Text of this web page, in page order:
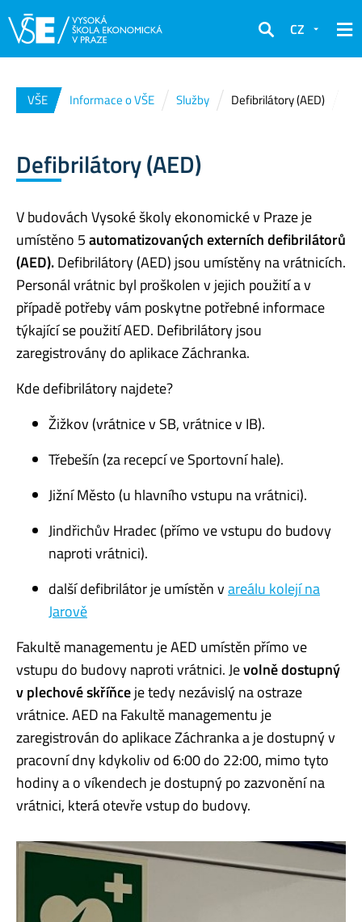
Hledat
CZ
VŠE Informace o VŠE Služby Defibrilátory (AED)
Defibrilátory (AED)
V budovách Vysoké školy ekonomické v Praze je
umístěno 5automatizovaných externích defibrilátorů
(AED).Defibrilátory (AED) jsou umístěny na vrátnicích.
Personál vrátnic byl proškolen v jejich použití a v
případě potřeby vám poskytne potřebné informace
týkající se použití AED. Defibrilátory jsou
zaregistrovány do aplikace Záchranka.
Kde defibrilátory najdete?
Žižkov (vrátnice v SB, vrátnice v IB).
Třebešín (za recepcí ve Sportovní hale).
Jižní Město (u hlavního vstupu na vrátnici).
Jindřichův Hradec (přímo ve vstupu do budovy
naproti vrátnici).
další defibrilátor je umístěn vareálu kolejí na
Jarově
Fakultě managementu je AED umístěn přímo ve
vstupu do budovy naproti vrátnici. Jevolně dostupný
v plechové skříňceje tedy nezávislý na ostraze
vrátnice. AED na Fakultě managementu je
zaregistrován do aplikace Záchranka a je dostupný v
pracovní dny kdykoliv od 6:00 do 22:00, mimo tyto
hodiny a o víkendech je dostupný po zazvonění na
vrátnici, která otevře vstup do budovy.